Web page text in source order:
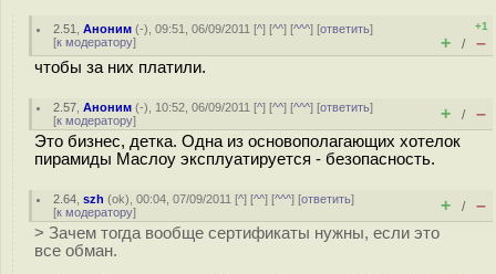
2.51 ,Аноним (-), 09:51, 06/09/2011 [^] [^^] [^^^] [ответить]
[к модератору]
+1
+ / –
чтобы за них платили.
2.57 ,Аноним (-), 10:52, 06/09/2011 [^] [^^] [^^^] [ответить]
[к модератору] + / –
Это бизнес, детка. Одна из основополагающих хотелок
пирамиды Маслоу эксплуатируется - безопасность.
2.64 ,szh (ok), 00:04, 07/09/2011 [^] [^^] [^^^] [ответить]
[к модератору] + / –
> Зачем тогда вообще сертификаты нужны, если это
все обман.